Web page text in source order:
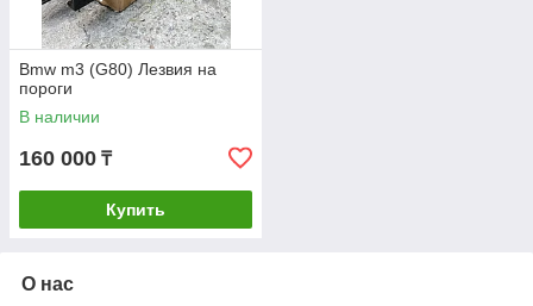
Bmw m3 (G80) Лезвия на
пороги
В наличии
160 000 ₸
Купить
О нас